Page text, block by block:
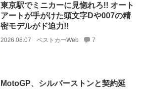
東京駅でミニカーに見惚れろ!! オート
アートが手がけた頭文字Dや007の精
密モデルがド迫力!!
2026.08.07 ベストカーWeb 7
MotoGP、シルバーストンと契約延